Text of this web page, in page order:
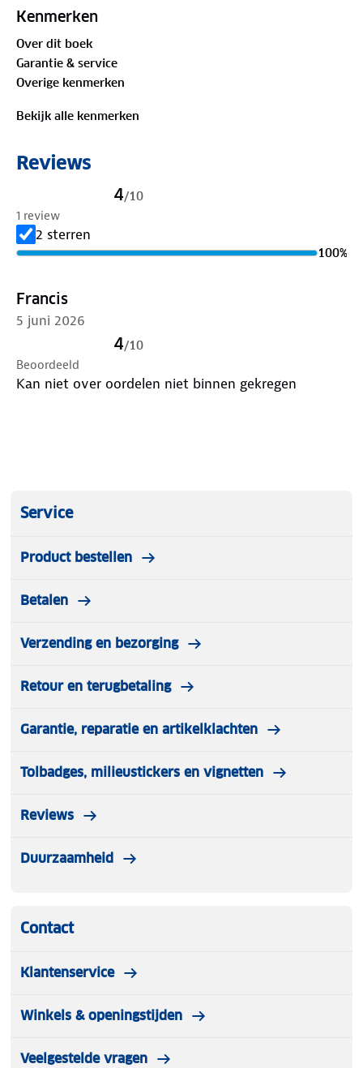
route uitstippelen. Op iedere kaart vind je
bovendien minimaal twee kant‑en‑klare fietsroutes
en wandelroutes, waarvan je de knooppuntkaartjes
kunt uitknippen en gemakkelijk in je ANWB
Tot slot worden er een aantal bezienswaardigheden
in de omgeving uitgelicht die je dagje uit helemaal
compleet maken, van unieke kastelen en
inspirerende musea tot de leukste lunchtentjes en
mooiste natuurgebieden.
Kenmerken
Over dit boek
Garantie & service
Overige kenmerken
Bekijk alle kenmerken
Reviews
4/10
1 review
2 sterren
100%
Francis
5 juni 2026
4/10
Beoordeeld
Kan niet over oordelen niet binnen gekregen
Service
Product bestellen
Betalen
Verzending en bezorging
Retour en terugbetaling
Garantie, reparatie en artikelklachten
Tolbadges, milieustickers en vignetten
Reviews
Duurzaamheid
Contact
Klantenservice
Winkels & openingstijden
Veelgestelde vragen